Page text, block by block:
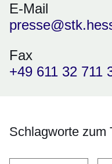
E-Mail
Fax
+49 611 32 711
Schlagworte zum